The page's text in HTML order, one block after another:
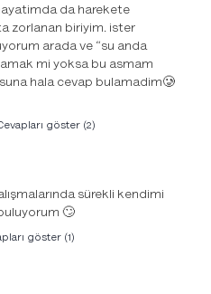
da harekete
zorlanan biriyim. ister
arada ve “su anda
mi yoksa bu asmam
hala cevap bulamadim🥲
göster (2)
sürekli kendimi
🙄
göster (1)